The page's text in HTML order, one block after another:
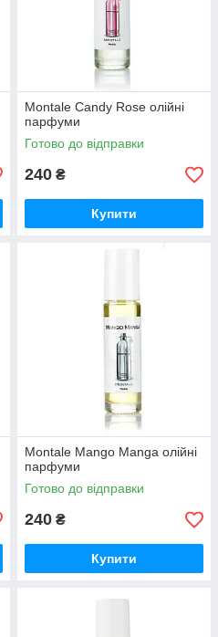
Montale Candy Rose олійні
парфуми
Готово до відправки
240 ₴
Купити
Montale Mango Manga олійні
парфуми
Готово до відправки
240 ₴
Купити